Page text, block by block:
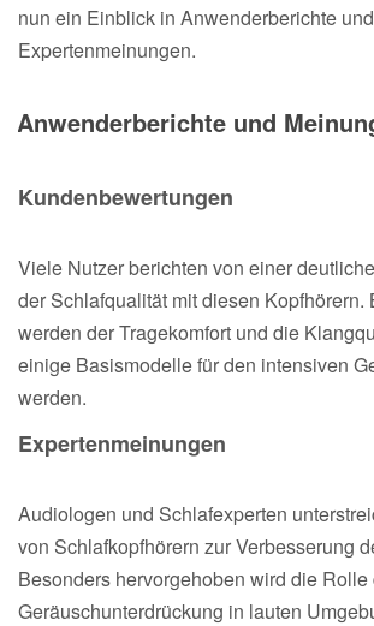
nun ein Einblick in Anwenderberichte und
Expertenmeinungen.
Anwenderberichte und
Kundenbewertungen
Viele Nutzer berichten von einer
der Schlafqualität mit diesen Kopfhörern.
werden der Tragekomfort und die
einige Basismodelle für den intensiven
werden.
Expertenmeinungen
Audiologen und Schlafexperten
von Schlafkopfhörern zur Verbesserung
Besonders hervorgehoben wird die Rolle
Geräuschunterdrückung in lauten